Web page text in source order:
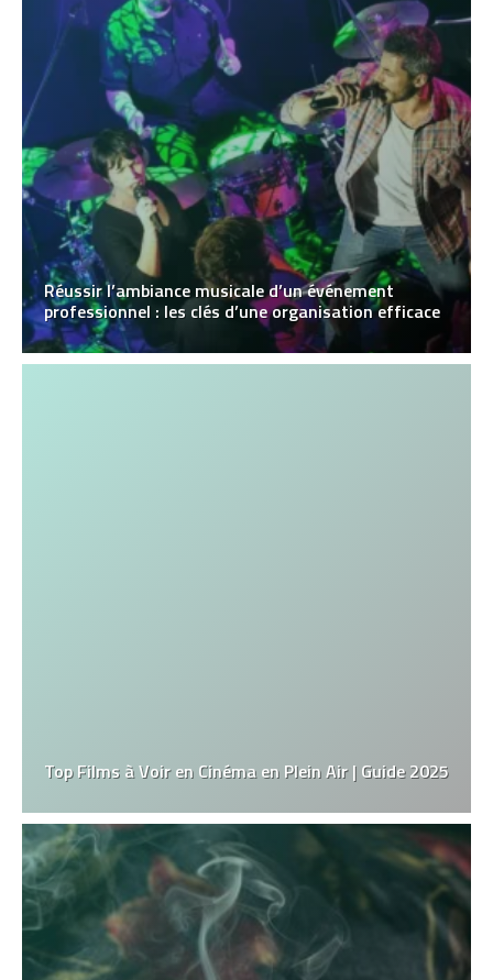
Réussir l’ambiance musicale d’un événement
professionnel : les clés d’une organisation efficace
Top Films à Voir en Cinéma en Plein Air | Guide 2025